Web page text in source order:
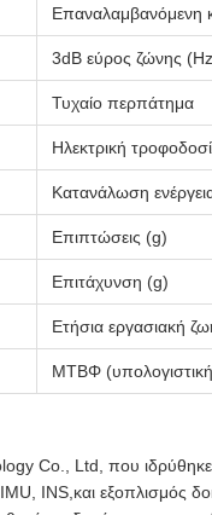
Επαναλαμβανόμενη
3dB εύρος ζώνης
Τυχαίο περπάτημα
Ηλεκτρική
Κατανάλωση
Επιπτώσεις (g)
Επιτάχυνση (g)
Ετήσια εργασιακή
ΜΤΒΦ
Co., Ltd, που ιδρύθηκε
INS,και εξοπλισμός